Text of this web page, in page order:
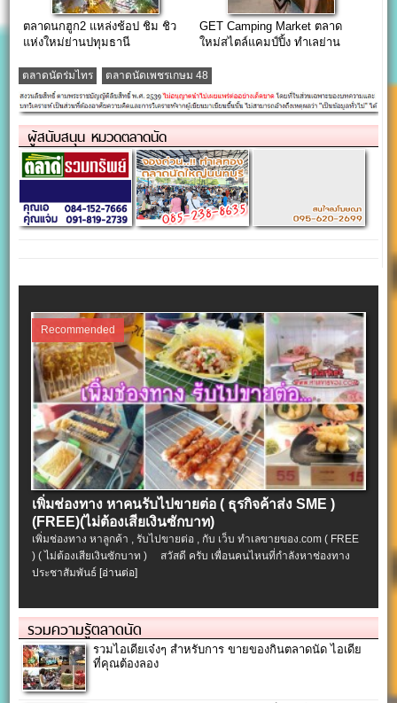
ตลาดนกฮูก2 แหล่งช้อป ชิม ชิว
แห่งใหม่ย่านปทุมธานี
GET Camping Market ตลาด
ใหม่สไตล์แคมป์ปิ้ง ทำเลย่าน
ตลาดนัดร่มไทร ตลาดนัดเพชรเกษม 48
ผู้สนับสนุน หมวดตลาดนัด
Recommended
เพิ่มช่องทาง หาคนรับไปขายต่อ ( ธุรกิจค้าส่ง SME )
(FREE)(ไม่ต้องเสียเงินซักบาท)
เพิ่มช่องทาง หาลูกค้า , รับไปขายต่อ , กับ เว็บ ทำเลขายของ.com ( FREE
) ( ไม่ต้องเสียเงินซักบาท ) สวัสดี ครับ เพื่อนคนไหนที่กำลังหาช่องทาง
ประชาสัมพันธ์ [อ่านต่อ]
รวมความรู้ตลาดนัด
รวมไอเดียเจ๋งๆ สำหรับการ ขายของกินตลาดนัด ไอเดีย
ที่คุณต้องลอง